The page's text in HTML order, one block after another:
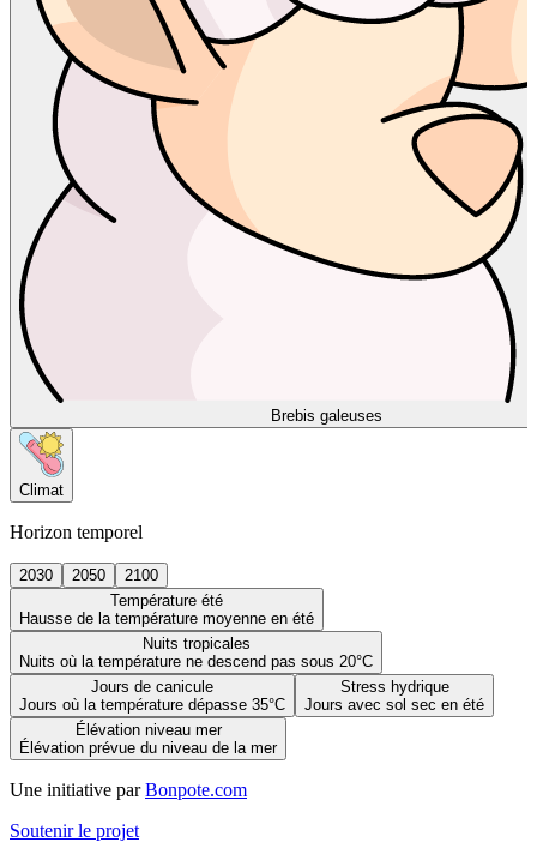
Brebis galeuses
Climat
Horizon temporel
2030 2050
2100
Température été
Hausse de la température moyenne en été
Nuits tropicales
Nuits où la température ne descend pas sous 20°C
Jours de canicule
Jours où la température dépasse 35°C
Stress hydrique
Jours avec sol sec en été
Élévation niveau mer
Élévation prévue du niveau de la mer
Une initiative par Bonpote.com
Soutenir le projet